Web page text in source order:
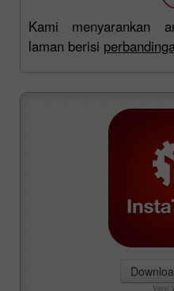
Kami menyarankan
laman berisi
Versi